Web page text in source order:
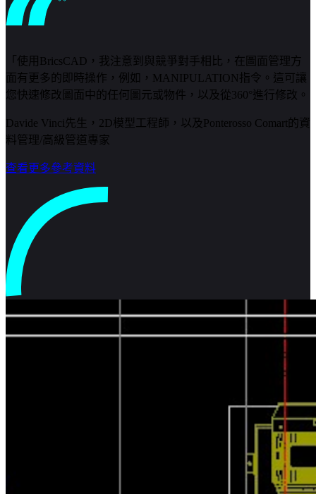
「使用BricsCAD，我注意到與競爭對手相比，在圖面管理方
面有更多的即時操作，例如，MANIPULATION指令。這可讓
您快速修改圖面中的任何圖元或物件，以及從360°進行修改。
Davide Vinci先生，2D模型工程師，以及Ponterosso Comart的資
料管理/高級管道專家
查看更多參考資料